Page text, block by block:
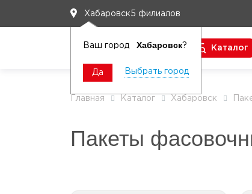
Хабаровск5 филиалов
Ваш город Хабаровск?
Да Выбрать город
Каталог
Главная Каталог Хабаровск
Пакеты